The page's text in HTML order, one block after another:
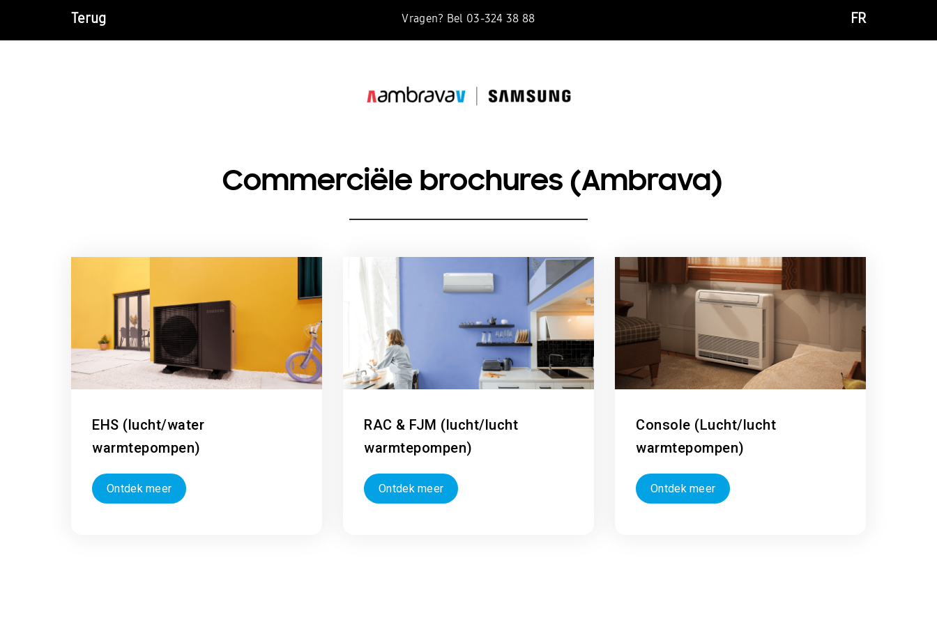
Terug Vragen? Bel 03-324 38 88 FR
Commerciële brochures (Ambrava)
EHS (lucht/water
warmtepompen)
Ontdek meer
RAC & FJM (lucht/lucht
warmtepompen)
Ontdek meer
Console (Lucht/lucht
warmtepompen)
Ontdek meer